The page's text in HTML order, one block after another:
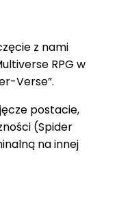
z nami
RPG w
Verse”.
postacie,
(Spider
na innej